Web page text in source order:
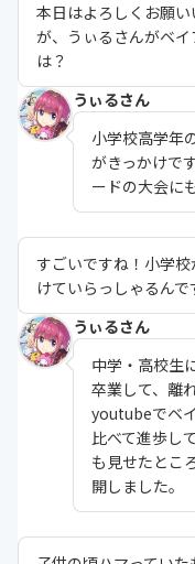
本日はよろしくお願
が、うぃるさんがベ
は？
うぃるさん
小学校高学年
がきっかけで
ードの大会に
すごいですね！小学
けていらっしゃるんで
うぃるさん
中学・高校生
卒業して、離
youtubeでベ
比べて進歩し
も見せたとこ
開しました。